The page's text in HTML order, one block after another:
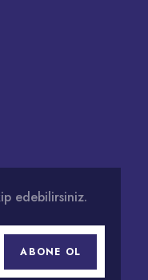
edebilirsiniz.
ABONE OL